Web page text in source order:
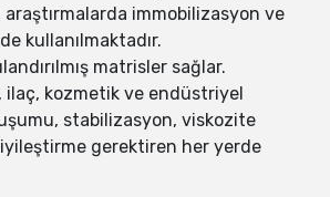
araştırmalarda immobilizasyon ve
kullanılmaktadır.
matrisler sağlar.
ilaç, kozmetik ve endüstriyel
stabilizasyon, viskozite
gerektiren her yerde